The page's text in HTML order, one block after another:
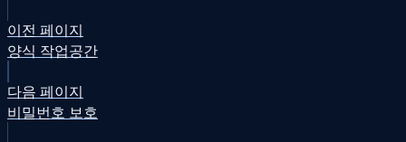
이전 페이지
양식 작업공간
다음 페이지
비밀번호 보호